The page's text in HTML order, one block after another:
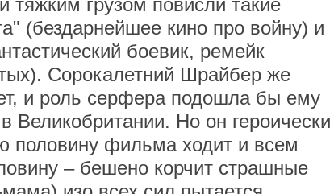
тяжким грузом повисли такие
(бездарнейшее кино про войну) и
боевик, ремейк
Сорокалетний Шрайбер же
и роль серфера подошла бы ему
Но он героически
половину фильма ходит и всем
– бешено корчит страшные